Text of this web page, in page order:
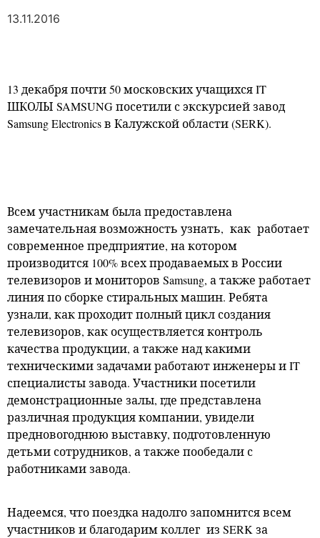
13.11.2016
13 декабря почти 50 московских учащихсяIT
ШКОЛЫ SAMSUNGпосетили с экскурсией завод
SamsungElectronicsв Калужской области (SERK).
Всем участникам была предоставлена
замечательная возможность узнать, как работает
современное предприятие, на котором
производится 100% всех продаваемых в России
телевизоров и мониторов Samsung, а также работает
линия по сборке стиральных машин. Ребята
узнали, как проходит полный цикл создания
телевизоров, как осуществляется контроль
качества продукции, а также над какими
техническими задачами работают инженеры и IT
специалисты завода. Участники посетили
демонстрационные залы, где представлена
различная продукция компании, увидели
предновогоднюю выставку, подготовленную
детьми сотрудников, а также пообедали с
работниками завода.
Надеемся, что поездка надолго запомнится всем
участников и благодарим коллег из SERKза